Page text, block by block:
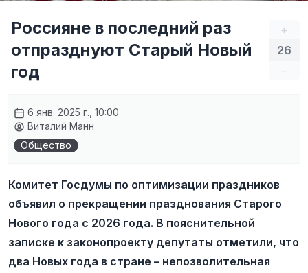
+
26
–
Россияне в последний раз
отпразднуют Старый Новый
год
6 янв. 2025 г., 10:00
Виталий Манн
Общество
Комитет Госдумы по оптимизации праздников
объявил о прекращении празднования Старого
Нового года с 2026 года. В пояснительной
записке к законопроекту депутаты отметили, что
два Новых года в стране – непозволительная